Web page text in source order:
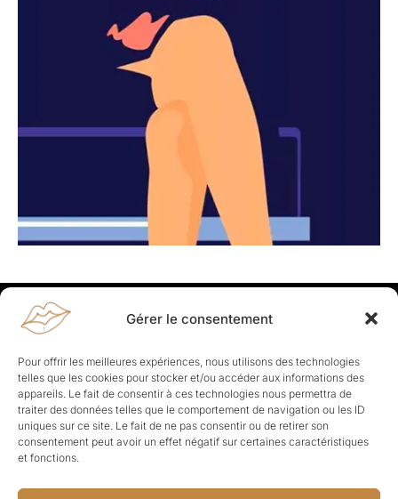
Gérer le consentement
Pour offrir les meilleures expériences, nous utilisons des technologies
telles que les cookies pour stocker et/ou accéder aux informations des
appareils. Le fait de consentir à ces technologies nous permettra de
traiter des données telles que le comportement de navigation ou les ID
uniques sur ce site. Le fait de ne pas consentir ou de retirer son
consentement peut avoir un effet négatif sur certaines caractéristiques
et fonctions.
Rapporteuses
À propos de Rapporteuses :Rapporteuses, c’est l’histoire de
Parisiennes, bien dans leurs baskets qui aiment rapporter ce qui leur
cause, leur apporte et leur rapporte !
Les Topics
Société Politique Business Culture
Sport
Lifestyle